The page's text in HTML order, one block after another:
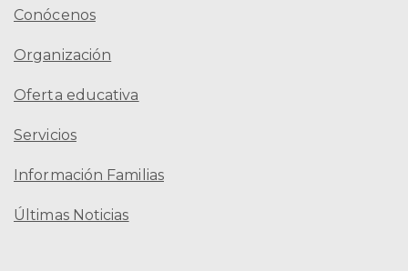
Conócenos
Organización
Oferta educativa
Servicios
Información Familias
Últimas Noticias